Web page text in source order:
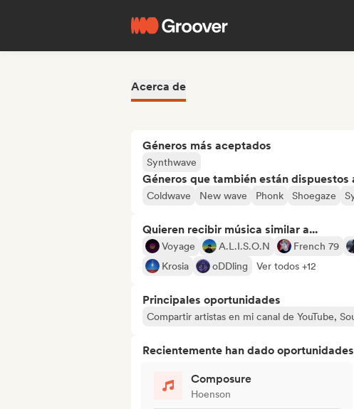
Acerca de
Géneros más aceptados
Synthwave
Géneros que también están dispuestos
Coldwave New wave Phonk Shoegaze
Quieren recibir música similar a...
Voyage A.L.I.S.O.N French 79
Krosia
oDDling Ver todos +12
Principales oportunidades
Compartir artistas en mi canal de YouTube,
Recientemente han dado
Composure
Hoenson